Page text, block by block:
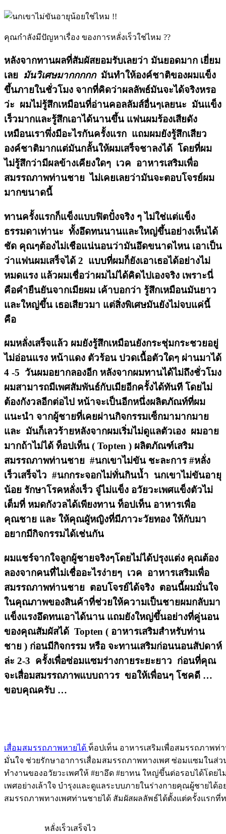
คุณกำลังมีปัญหาเรื่อง ของการหลั่งเร็วใช่ไหม ??
หลังจากทานผลที่สัมผัสยอมรับเลยว่า มันยอดมาก เยี่ยม
เลย มันวิเศษมากกกกก มันทำให้องค์ชาติของผมแข็ง
ขึ้นภายในชั่วโมง จากที่คิดว่าผลลัพธ์มันจะได้จริงหรอ
ว่ะ ผมไม่รู้สึกเหมือนที่อ่านคอลลัมส์อื่นๆเลยนะ มันแข็ง
เร็วมากและรู้สึกเอาได้นานขึ้น แฟนผมร้องเสียดัง
เหมือนเราพึ่งมีอะไรกันครั้งแรก แถมผมยังรู้สึกเสียว
องค์ชาติมากแต่มันกลั้นให้ผมเสร็จชาลงได้ โดยที่ผม
ไม่รู้สึกว่ามีผลข้างเคียงใดๆ เวค อาหารเสริมเพื่อ
สมรรถภาพท่านชาย ไม่เคยเลยว่ามันจะตอบโจรย์ผม
มากขนาดนี้
ทานครั้งแรกก็แข็งแบบฟิตปั๋งจริง ๆ ไม่ใช่แต่แข็ง
ธรรมดาเท่านะ ทั้งอึดทนนานและใหญ่ขึ้นอย่างเห็นได้
ชัด คุณๆต้องไม่เชือแน่นอนว่ามันอึดขนาดไหน เอาเป็น
ว่าแฟนผมเสร็จได้ 2 แบบที่ผมก็ยังเอาเธอได้อย่างไม่
หมดแรง แล้วผมเชื่อว่าผมไม่ได้คิดไปเองจริง เพราะนี่
คือคำยืนยันจากเมียผม เค้าบอกว่า รู้สึกเหมือนมันยาว
และใหญ่ขึ้น เธอเสียวมา แต่สิ่งพิเศษมันยังไม่จบแค่นี้
คือ
ผมหลั่งเสร็จแล้ว ผมยังรู้สึกเหมือนยังกระชุ่มกระชวยอยู่
ไม่อ่อนแรง หน้าแดง ตัวร้อน ปวดเนื้อตัวใดๆ ผ่านมาได้
4 -5 วันผมอยากลองอีก หลังจากผมทานได้ไม่ถึงชั่วโมง
ผมสามารถมีเพศสัมพันธ์กับเมียอีกครั้งได้ทันที โดยไม่
ต้องกังวลอีกต่อไป หน้าจะเป็นอีกหนึ่งผลิตภัณท์ที่ผม
แนะนำ จากผู้ชายที่เคยผ่านกิจกรรมเซ็กมามากมาย
และ มันก็เลวร้ายหลังจากผมเริ่มไม่ดูแลตัวเอง ผมอาย
มากถ้าไม่ได้ ท็อปเท็น ( Topten ) ผลิตภัณฑ์เสริม
สมรรถภาพท่านชาย #นกเขาไม่ขัน ชะละการ #หลั่ง
เร็วเสร็จไว #นกกระจอกไม่ทั่นกินน้ำ นกเขาไม่ขันอายุ
น้อย รักษาโรคหลั่งเร็ว จู๋ไม่แข็ง อวัยวะเพศแข็งตัวไม่
เต็มที่ หมดกังวลได้เพียงทาน ท็อปเท็น อาหารเพื่อ
คุณชาย และ ให้คุณผูัหญิงที่มีภาวะวัยทอง ให้กับมา
อยากมีกิจกรรมได้เช่นกัน
ผมแชร์จากใจลูกผู้ชายจริงๆโดยไม่ได้ปรุงแต่ง คุณต้อง
ลองจากคนที่ไม่เชื่ออะไรง่ายๆ เวค อาหารเสริมเพื่อ
สมรรถภาพท่านชาย ตอบโจรย์ได้จริง ตอนนี้ผมมั่นใจ
ในคุณภาพของสินค้าที่ช่วยให้ความเป็นชายผมกลับมา
แข็งแรงอึดทนเอาได้นาน แถมยังใหญ่ขึ้นอย่างที่คู่นอน
ของคุณสัมผัสได้ Topten ( อาหารเสริมสำหรับท่าน
ชาย ) ก่อนมีกิจกรรม หรือ จะทานเสริมก่อนนอนสัปดาห์
ล่ะ 2-3 ครั้งเพื่อซ่อมแซมร่างกายระยะยาว ก่อนที่คุณ
จะเสื่อมสมรรถภาพแบบถาวร ขอให้เพื่อนๆ โชคดี …
ขอบคุณครับ …
เสื่อมสมรรถภาพหายได้ ท็อปเท็น อาหารเสริมเพื่อสมรรถภาพ
มั่นใจ ช่วยรักษาอาการเสื่อมสมรรถภาพทางเพศ ซ่อมแซมในส่
ทำงานของอวัยวะเพศให้ #ยาอึด #ยาทน ใหญ่ขึ้นต่อรอบได้โดย
เพศอย่างเล้าใจ บำรุงและดูแลระบบภายในร่างกายคุณผู้ชายได้
สมรรถภาพทางเพศท่านชายได้ สัมผัสผลลัพธ์ได้ตั้งแต่ครั้งแรกที่
หลั่งเร็วเสร็จไว